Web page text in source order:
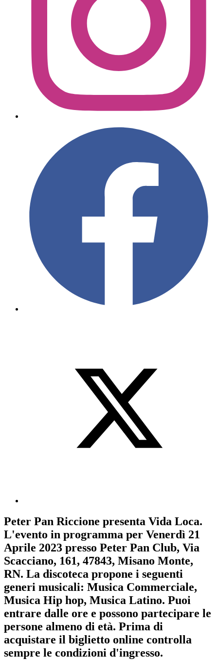
Peter Pan Riccione presenta Vida Loca.
L'evento in programma per Venerdì 21
Aprile 2023 presso Peter Pan Club, Via
Scacciano, 161, 47843, Misano Monte,
RN. La discoteca propone i seguenti
generi musicali: Musica Commerciale,
Musica Hip hop, Musica Latino. Puoi
entrare dalle ore e possono partecipare le
persone almeno di età. Prima di
acquistare il biglietto online controlla
sempre le condizioni d'ingresso.